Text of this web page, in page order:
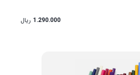
1.290.000 ریال